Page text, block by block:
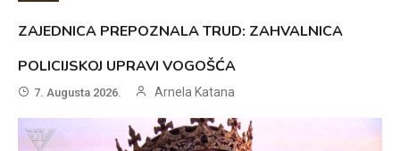
ZAJEDNICA PREPOZNALA TRUD: ZAHVALNICA
POLICIJSKOJ UPRAVI VOGOŠĆA
7. Augusta 2026. Arnela Katana